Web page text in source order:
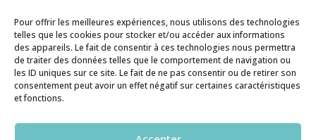
Pour offrir les meilleures expériences, nous utilisons des technologies
telles que les cookies pour stocker et/ou accéder aux informations
des appareils. Le fait de consentir à ces technologies nous permettra
de traiter des données telles que le comportement de navigation ou
les ID uniques sur ce site. Le fait de ne pas consentir ou de retirer son
consentement peut avoir un effet négatif sur certaines caractéristiques
et fonctions.
Histoire de pâtes utilise des cookies. Pour en
savoir plus, ainsi que sur la politique de
confidentialité, cliquez ici.
Contact